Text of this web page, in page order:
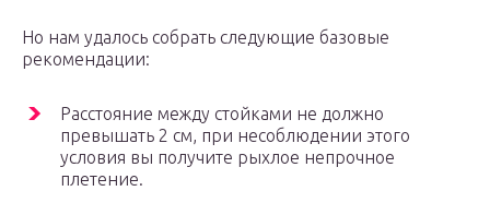
Но нам удалось собрать следующие базовые
рекомендации:
Расстояние между стойками не должно
превышать 2 см, при несоблюдении этого
условия вы получите рыхлое непрочное
плетение.